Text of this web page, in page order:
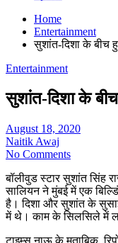
Home
Entertainment
सुशांत-दिशा के बीच
Entertainment
सुशांत-दिशा के
August 18, 2020
Naitik Awaj
No Comments
बॉलीवुड स्टार सुशांत सिंह
सालियन ने मुंबई में एक
है। दिशा और सुशांत के
में थे। काम के सिलसिले में
टाइम्स नाऊ के मुताबिक,